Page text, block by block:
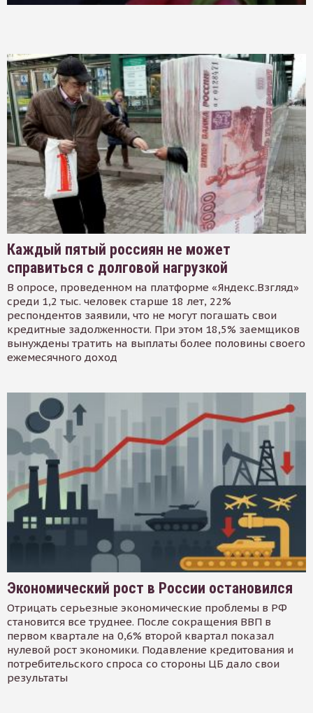
Каждый пятый россиян не может
справиться с долговой нагрузкой
В опросе, проведенном на платформе «Яндекс.Взгляд»
среди 1,2 тыс. человек старше 18 лет, 22%
респондентов заявили, что не могут погашать свои
кредитные задолженности. При этом 18,5% заемщиков
вынуждены тратить на выплаты более половины своего
ежемесячного доход
Экономический рост в России остановился
Отрицать серьезные экономические проблемы в РФ
становится все труднее. После сокращения ВВП в
первом квартале на 0,6% второй квартал показал
нулевой рост экономики. Подавление кредитования и
потребительского спроса со стороны ЦБ дало свои
результаты